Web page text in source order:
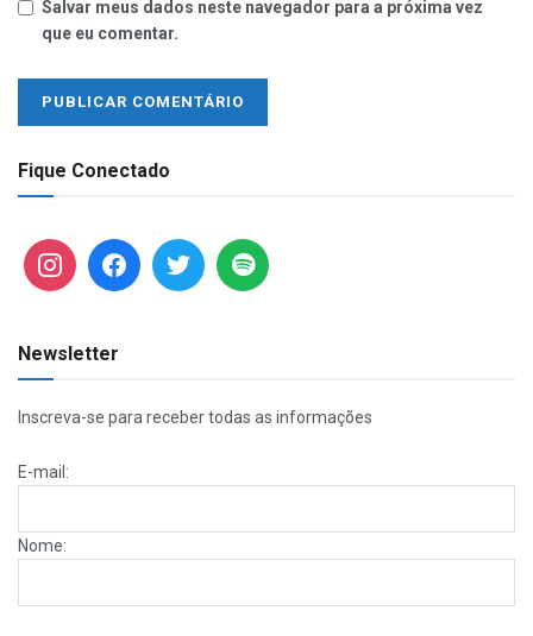
Salvar meus dados neste navegador para a próxima vez
que eu comentar.
Fique Conectado
Newsletter
Inscreva-se para receber todas as informações
E-mail:
Nome: